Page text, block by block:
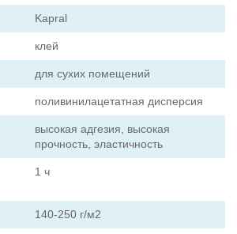
Kapral
клей
для сухих помещений
поливинилацетатная дисперсия
высокая адгезия, высокая
прочность, эластичность
1 ч
140-250 г/м2